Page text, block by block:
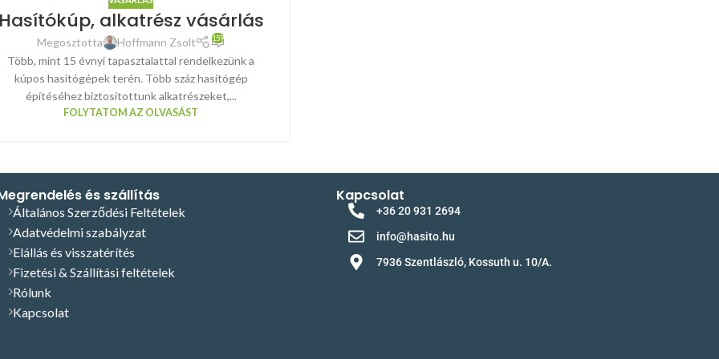
alkatrész vásárlás
Megosztotta Hoffmann Zsolt 159
Több, mint 15 évnyi tapasztalattal rendelkezünk a
kúpos hasítógépek terén. Több száz hasítógép
építéséhez biztosítottunk alkatrészeket,...
FOLYTATOM AZ OLVASÁST
és szállítás
Általános Szerződési Feltételek
Adatvédelmi szabályzat
Elállás és visszatérítés
Fizetési & Szállítási feltételek
Rólunk
Kapcsolat
Kapcsolat
+36 20 931 2694
info@hasito.hu
7936 Szentlászló, Kossuth u. 10/A.